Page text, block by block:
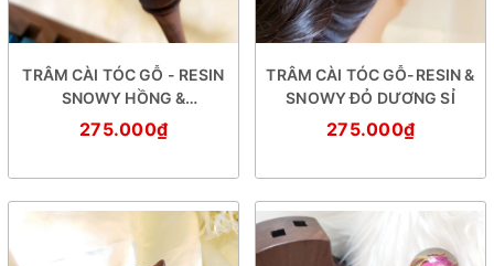
TRÂM CÀI TÓC GỖ - RESIN
SNOWY HỒNG &
BABYGROOM
275.000₫
TRÂM CÀI TÓC GỖ-RESIN &
SNOWY ĐỎ DƯƠNG SỈ
275.000₫